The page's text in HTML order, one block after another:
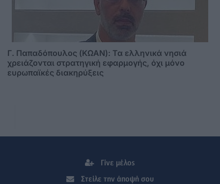
Γ. Παπαδόπουλος (ΚΩΑΝ): Τα ελληνικά νησιά
χρειάζονται στρατηγική εφαρμογής, όχι μόνο
ευρωπαϊκές διακηρύξεις
Γίνε μέλος
Στείλε την άποψή σου